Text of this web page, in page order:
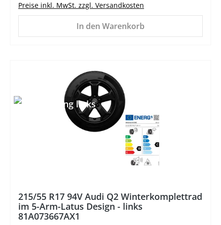
Preise inkl. MwSt. zzgl. Versandkosten
In den Warenkorb
215/55 R17 94V Audi Q2 Winterkomplettrad
im 5-Arm-Latus Design - links
81A073667AX1